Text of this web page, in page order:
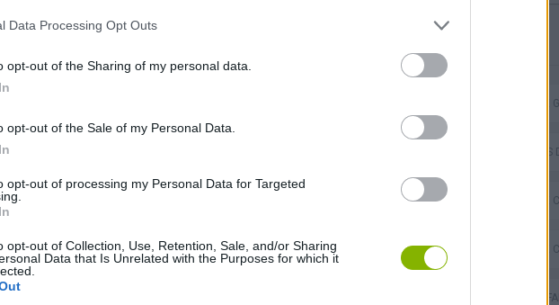
Data Processing Opt Outs
opt-out of the Sharing of my personal data.
opt-out of the Sale of my Personal Data.
opt-out of processing my Personal Data for Targeted
opt-out of Collection, Use, Retention, Sale, and/or Sharing
Data that Is Unrelated with the Purposes for which it
Yarn Art Loop Bonko Bad Cat Prankster: Mom’s Return
Obby: Chameleon: Paint & Hide Flying Robot Transform BlockCraft
JOGOS DE
JOGOS DE
JOGOS DE
JOGOS